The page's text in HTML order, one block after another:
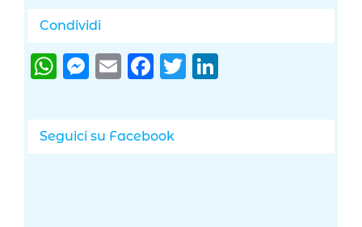
Condividi
WhatsApp
Messenger
Email
Facebook
Twitter
Seguici su Facebook